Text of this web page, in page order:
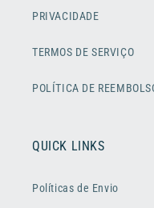
PRIVACIDADE
TERMOS DE SERVIÇO
POLÍTICA DE
QUICK LINKS
Políticas de Envio